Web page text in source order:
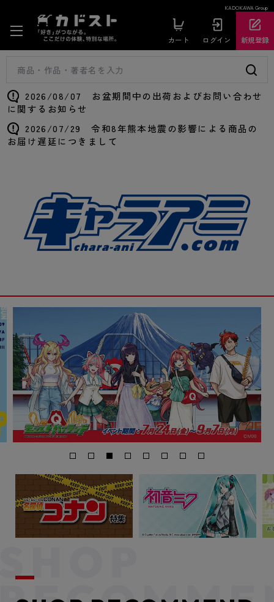
KADOKAWA Group
カート ログイン 新規登録
2026/08/07 お盆期間中の出荷およびお問い合わせ
に関するお知らせ
2026/07/29 令和8年熊本地震の影響による商品の
お届け遅延につきまして